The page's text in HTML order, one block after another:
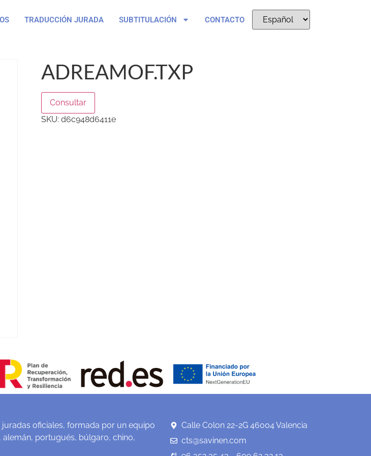
TRADUCCIÓN JURADA SUBTITULACIÓN CONTACTO
ADREAMOF.TXP
Consultar
SKU: d6c948d6411e
oficiales, formada por un equipo
portugués, búlgaro, chino,
Calle Colon 22-2G 46004 Valencia
cts@savinen.com